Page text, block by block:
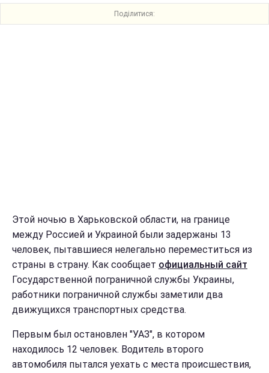
Поділитися:
Этой ночью в Харьковской области, на границе
между Россией и Украиной были задержаны 13
человек, пытавшиеся нелегально переместиться из
страны в страну. Как сообщает официальный сайт
Государственной пограничной службы Украины,
работники пограничной службы заметили два
движущихся транспортных средства.
Первым был остановлен "УАЗ", в котором
находилось 12 человек. Водитель второго
автомобиля пытался уехать с места происшествия,